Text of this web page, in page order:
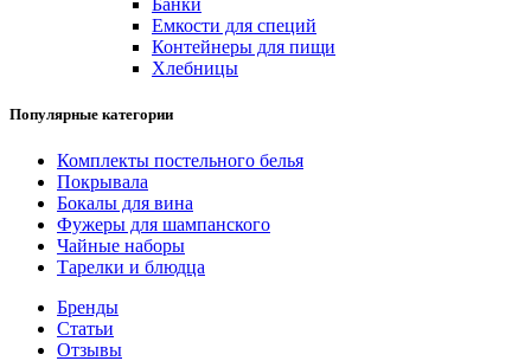
Банки
Емкости для специй
Контейнеры для пищи
Хлебницы
Популярные категории
Комплекты постельного белья
Покрывала
Бокалы для вина
Фужеры для шампанского
Чайные наборы
Тарелки и блюдца
Бренды
Статьи
Отзывы